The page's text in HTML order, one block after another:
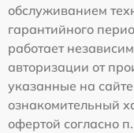
обслуживанием
гарантийного
работает
авторизации от
указанные на
ознакомительный
офертой согласно